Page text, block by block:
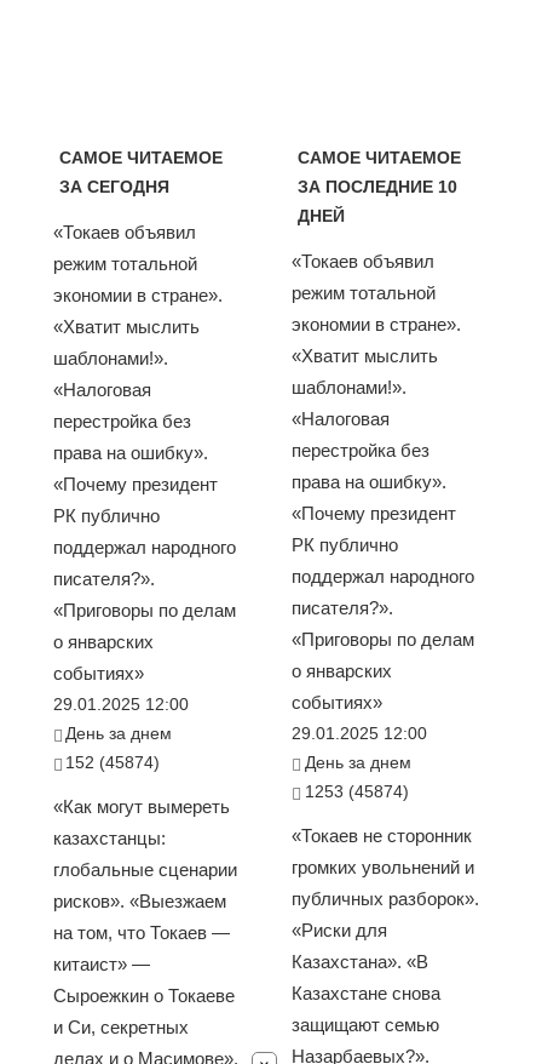
САМОЕ ЧИТАЕМОЕ
ЗА СЕГОДНЯ
«Токаев объявил
режим тотальной
экономии в стране».
«Хватит мыслить
шаблонами!».
«Налоговая
перестройка без
права на ошибку».
«Почему президент
РК публично
поддержал народного
писателя?».
«Приговоры по делам
о январских
событиях»
29.01.2025 12:00
День за днем
152 (45874)
«Как могут вымереть
казахстанцы:
глобальные сценарии
рисков». «Выезжаем
на том, что Токаев —
китаист» —
Сыроежкин о Токаеве
и Си, секретных
делах и о Масимове».
САМОЕ ЧИТАЕМОЕ
ЗА ПОСЛЕДНИЕ 10
ДНЕЙ
«Токаев объявил
режим тотальной
экономии в стране».
«Хватит мыслить
шаблонами!».
«Налоговая
перестройка без
права на ошибку».
«Почему президент
РК публично
поддержал народного
писателя?».
«Приговоры по делам
о январских
событиях»
29.01.2025 12:00
День за днем
1253 (45874)
«Токаев не сторонник
громких увольнений и
публичных разборок».
«Риски для
Казахстана». «В
Казахстане снова
защищают семью
Назарбаевых?».